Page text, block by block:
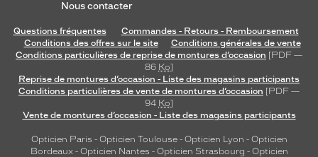
Nous contacter
Questions fréquentes
Commandes - Retours - Remboursement
Conditions des offres sur le site
Conditions générales de vente
Conditions particulières de reprise de montures d’occasion [PDF —
86 Ko]
Reprise de montures d’occasion - Liste des magasins participants
Conditions particulières de vente de montures d’occasion [PDF —
94 Ko]
Vente de montures d’occasion - Liste des magasins participants
Opticien Paris - Opticien Toulouse- Opticien Lyon - Opticien
Bordeaux- Opticien Nantes - Opticien Strasbourg - Opticien